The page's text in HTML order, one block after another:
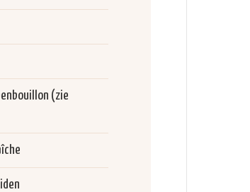
(zie